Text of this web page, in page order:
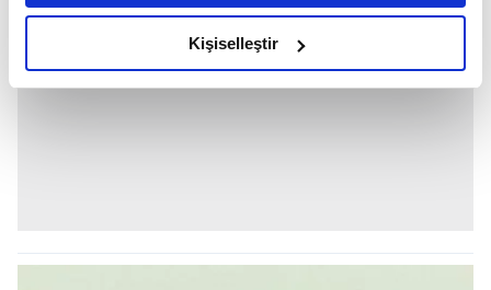
amacımızın size daha iyi bir reklam deneyimi sunmak
olduğunu ve sizlere en iyi içerikleri sunabilmek adına
elimizden gelen çabayı gösterdiğimizi ve bu noktada,
reklamların maliyetlerimizi karşılamak noktasında tek gelir
Kişiselleştir